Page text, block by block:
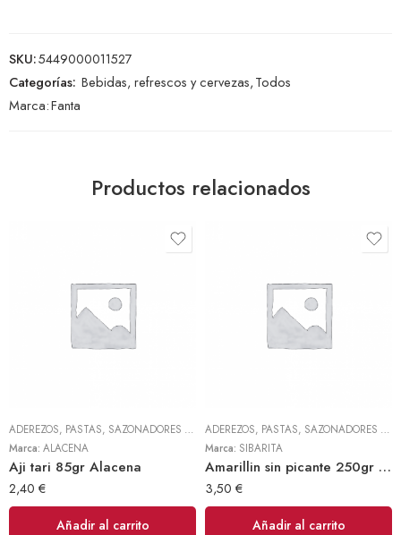
SKU:5449000011527
Categorías: Bebidas, refrescos y cervezas,Todos
Marca:Fanta
Productos relacionados
ADEREZOS, PASTAS, SAZONADORES Y CONDIMENTOS ,TODOS
Marca: ALACENA
Aji tari 85gr Alacena
2,40 €
Añadir al carrito
ADEREZOS, PASTAS, SAZONADORES Y CONDIMENTOS
Marca: SIBARITA
Amarillin sin picante 250gr (Sibarita)
3,50 €
Añadir al carrito